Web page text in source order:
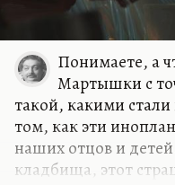
Понимаете, а
Мартышки с
такой, какими
том, как эти
наших отцов и
кладбища, этот